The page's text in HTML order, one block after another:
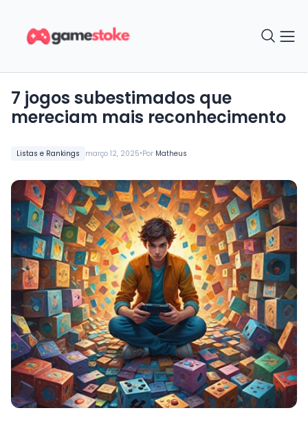
Listas e Rankings março 12, 2025•Por Matheus
7 jogos subestimados que
mereciam mais reconhecimento